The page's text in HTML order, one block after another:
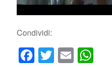
Condividi:
Facebook
Twitter
Email